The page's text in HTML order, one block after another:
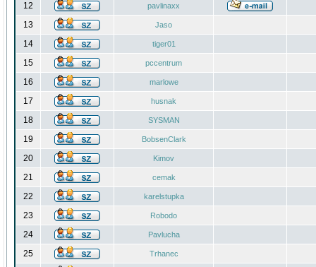
12 pavlinaxx
13 Jaso
14 tiger01
15 pccentrum
16 marlowe
17 husnak
18 SYSMAN
19 BobsenClark
20 Kimov
21 cemak
22 karelstupka
23 Robodo
24 Pavlucha
25 Trhanec